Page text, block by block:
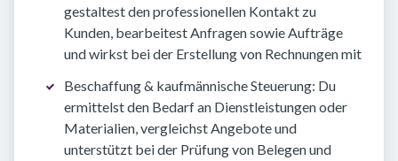
gestaltest den professionellen Kontakt zu
Kunden, bearbeitest Anfragen sowie Aufträge
und wirkst bei der Erstellung von Rechnungen mit
Beschaffung & kaufmännische Steuerung: Du
ermittelst den Bedarf an Dienstleistungen oder
Materialien, vergleichst Angebote und
unterstützt bei der Prüfung von Belegen und